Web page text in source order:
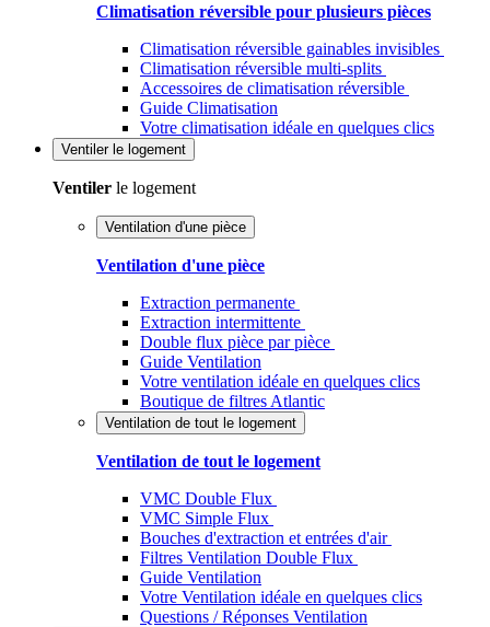
Climatisation réversible pour plusieurs pièces
Climatisation réversible gainables invisibles
Climatisation réversible multi-splits
Accessoires de climatisation réversible
Guide Climatisation
Votre climatisation idéale en quelques clics
Ventiler le logement
Ventiler le logement
Ventilation d'une pièce
Ventilation d'une pièce
Extraction permanente
Extraction intermittente
Double flux pièce par pièce
Guide Ventilation
Votre ventilation idéale en quelques clics
Boutique de filtres Atlantic
Ventilation de tout le logement
Ventilation de tout le logement
VMC Double Flux
VMC Simple Flux
Bouches d'extraction et entrées d'air
Filtres Ventilation Double Flux
Guide Ventilation
Votre Ventilation idéale en quelques clics
Questions / Réponses Ventilation